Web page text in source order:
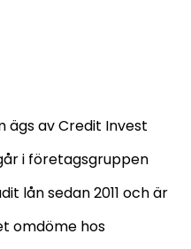
ägs av Credit Invest
i företagsgruppen
lån sedan 2011 och är
omdöme hos